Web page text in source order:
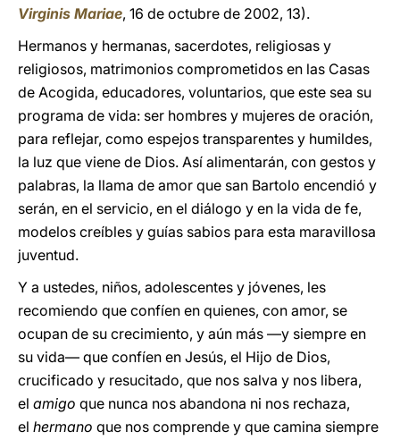
Virginis Mariae, 16 de octubre de 2002, 13).
Hermanos y hermanas, sacerdotes, religiosas y
religiosos, matrimonios comprometidos en las Casas
de Acogida, educadores, voluntarios, que este sea su
programa de vida: ser hombres y mujeres de oración,
para reflejar, como espejos transparentes y humildes,
la luz que viene de Dios. Así alimentarán, con gestos y
palabras, la llama de amor que san Bartolo encendió y
serán, en el servicio, en el diálogo y en la vida de fe,
modelos creíbles y guías sabios para esta maravillosa
juventud.
Y a ustedes, niños, adolescentes y jóvenes, les
recomiendo que confíen en quienes, con amor, se
ocupan de su crecimiento, y aún más —y siempre en
su vida— que confíen en Jesús, el Hijo de Dios,
crucificado y resucitado, que nos salva y nos libera,
el amigo que nunca nos abandona ni nos rechaza,
el hermano que nos comprende y que camina siempre